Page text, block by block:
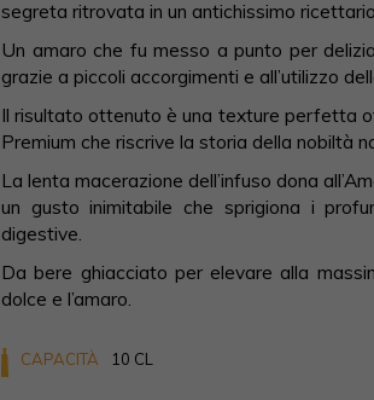
segreta ritrovata in un antichissimo ricettario
Un amaro che fu messo a punto per
grazie a piccoli accorgimenti e all’utilizzo
Il risultato ottenuto è una texture perfetta
Premium che riscrive la storia della nobiltà
La lenta macerazione dell’infuso dona
un gusto inimitabile che sprigiona i
digestive.
Da bere ghiacciato per elevare alla
dolce e l’amaro.
CAPACITÀ 10 CL